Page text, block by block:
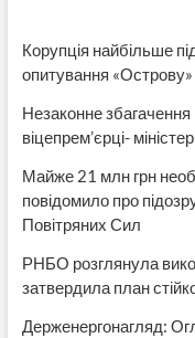
Корупція найбільше
опитування «Острову»
Незаконне
віцепрем’єрці-
Майже 21 млн грн
повідомило про
Повітряних Сил
РНБО розглянула
затвердила план
Держенергонагляд: